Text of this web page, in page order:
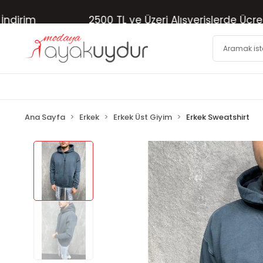
2500 TL ve Üzeri Alışverişlerde Ücretsiz
Ana Sayfa Erkek Erkek Üst Giyim Erkek Sweatshirt